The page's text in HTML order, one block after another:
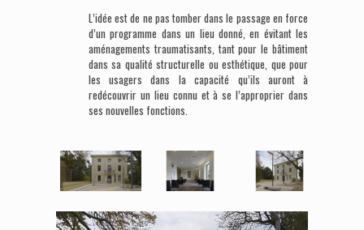
L’idée est de ne pas tomber dans le passage en force
d’un programme dans un lieu donné, en évitant les
aménagements traumatisants, tant pour le bâtiment
dans sa qualité structurelle ou esthétique, que pour
les usagers dans la capacité qu’ils auront à
redécouvrir un lieu connu et à se l’approprier dans
ses nouvelles fonctions.